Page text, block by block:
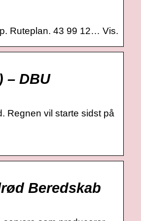
Ruteplan. 43 99 12… Vis.
– DBU
Regnen vil starte sidst på
Beredskab